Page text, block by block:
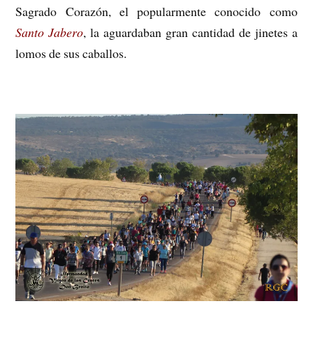
Sagrado Corazón, el popularmente conocido como
Santo Jabero, la aguardaban gran cantidad de jinetes a
lomos de sus caballos.